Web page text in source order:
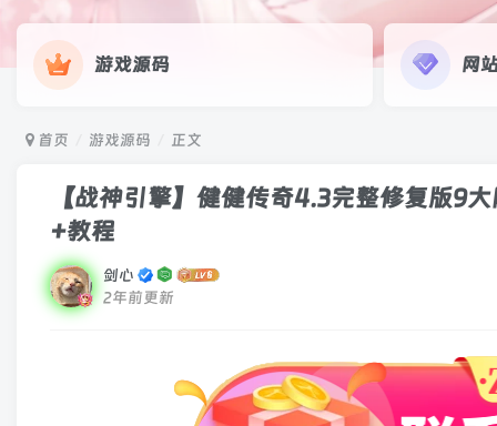
游戏源码 网
首页 游戏源码 正文
【战神引擎】健健传奇4.3完整修复版9
+教程
剑心
2年前更新